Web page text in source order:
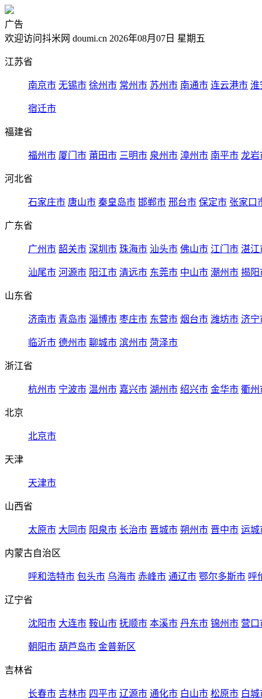
广告
欢迎访问抖米网 doumi.cn 2026年08月07日 星期五
江苏省
南京市 无锡市 徐州市 常州市 苏州市 南通市 连云港市 淮
宿迁市
福建省
福州市 厦门市 莆田市 三明市 泉州市 漳州市 南平市 龙岩
河北省
石家庄市 唐山市 秦皇岛市 邯郸市 邢台市 保定市 张家口
广东省
广州市 韶关市 深圳市 珠海市 汕头市 佛山市 江门市 湛江
汕尾市 河源市 阳江市 清远市 东莞市 中山市 潮州市 揭阳
山东省
济南市 青岛市 淄博市 枣庄市 东营市 烟台市 潍坊市 济宁
临沂市 德州市 聊城市 滨州市 菏泽市
浙江省
杭州市 宁波市 温州市 嘉兴市 湖州市 绍兴市 金华市 衢州
北京
北京市
天津
天津市
山西省
太原市 大同市 阳泉市 长治市 晋城市 朔州市 晋中市 运城
内蒙古自治区
呼和浩特市 包头市 乌海市 赤峰市 通辽市 鄂尔多斯市 呼
辽宁省
沈阳市 大连市 鞍山市 抚顺市 本溪市 丹东市 锦州市 营口
朝阳市 葫芦岛市 金普新区
吉林省
长春市 吉林市 四平市 辽源市 通化市 白山市 松原市 白城